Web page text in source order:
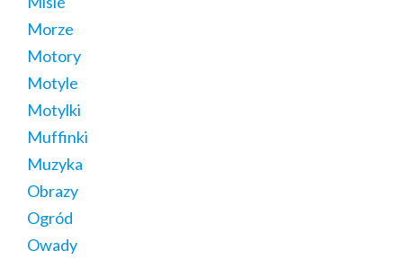
Morze
Motory
Motyle
Motylki
Muffinki
Muzyka
Obrazy
Ogród
Owady